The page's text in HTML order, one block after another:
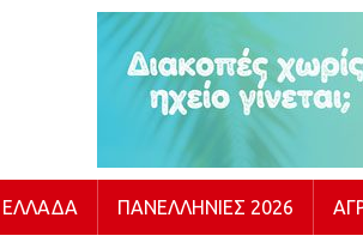
ΕΛΛΆΔΑ ΠΑΝΕΛΛΉΝΙΕΣ 2026